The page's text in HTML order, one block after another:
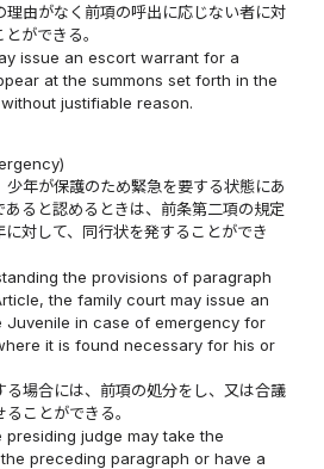
理由がなく前項の呼出に応じない者に対
ができる。
issue an escort warrant for a
at the summons set forth in the
justifiable reason.
少年が保護のため緊急を要する状態にあ
あると認めるときは、前条第二項の規定
対して、同行状を発することができ
the provisions of paragraph
the family court may issue an
in case of emergency for
it is found necessary for his or
る場合には、前項の処分をし、又は合議
ことができる。
judge may take the
preceding paragraph or have a